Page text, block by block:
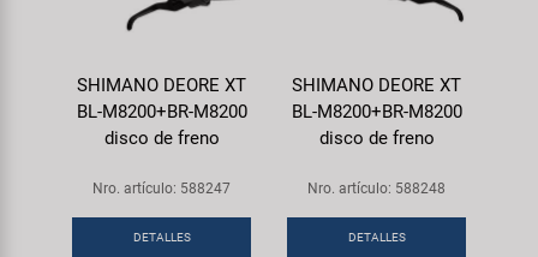
SHIMANO DEORE XT
BL-M8200+BR-M8200
disco de freno
Nro. artículo: 588247
DETALLES
SHIMANO DEORE XT
BL-M8200+BR-M8200
disco de freno
Nro. artículo: 588248
DETALLES